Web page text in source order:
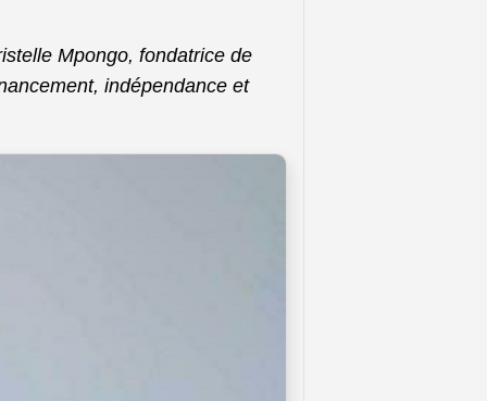
Mpongo, fondatrice de
indépendance et